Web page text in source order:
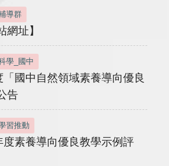
導群
網址】
學_國中
國中自然領域素養導向優良
告
習推動
素養導向優良教學示例評